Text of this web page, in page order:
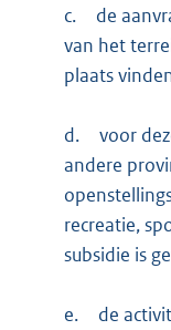
c.
de
van het
plaats
d.
voor
andere
recreatie,
subsidie is
e.
de